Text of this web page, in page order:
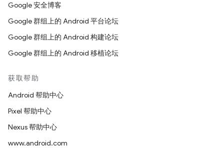
Google 安全博客
Google 群组上的 Android 平台论坛
Google 群组上的 Android 构建论坛
Google 群组上的 Android 移植论坛
获取帮助
Android 帮助中心
Pixel 帮助中心
Nexus 帮助中心
www.android.com